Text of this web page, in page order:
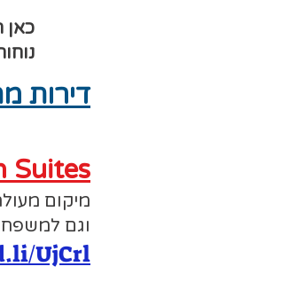
כאן
דירות
Suites
מיקום
וגם למשפחות עד 4 אנשים. לא
UjCrl